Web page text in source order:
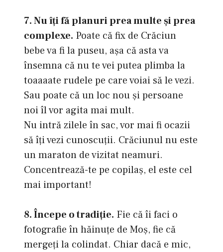
7. Nu îţi fă planuri prea multe şi prea
complexe. Poate că fix de Crăciun
bebe va fi la puseu, aşa că asta va
însemna că nu te vei putea plimba la
toaaaate rudele pe care voiai să le vezi.
Sau poate că un loc nou şi persoane
noi îl vor agita mai mult.
Nu intră zilele în sac, vor mai fi ocazii
să îţi vezi cunoscuţii. Crăciunul nu este
un maraton de vizitat neamuri.
Concentrează-te pe copilaş, el este cel
mai important!
8. Începe o tradiţie. Fie că îi faci o
fotografie în hăinuţe de Moş, fie că
mergeţi la colindat. Chiar dacă e mic,